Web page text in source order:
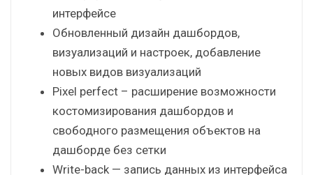
удобной работы, возможность вносить
данные через интерфейс BI, повышение
быстродействия загрузки данных
Нативный коннектор 1С для удобной
работы с данными из 1С
Интегрированный Python в ETL и
интерфейсе
Обновленный дизайн дашбордов,
визуализаций и настроек, добавление